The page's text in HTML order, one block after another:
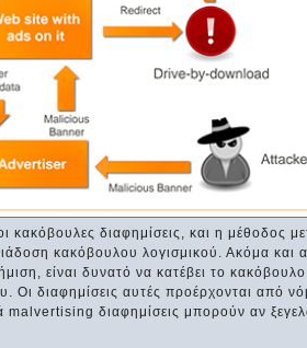
κακόβουλες διαφημίσεις, και η μέθοδος
κακόβουλου λογισμικού. Ακόμα και
είναι δυνατό να κατέβει το
Οι διαφημίσεις αυτές προέρχονται από
malvertising διαφημίσεις μπορούν αν